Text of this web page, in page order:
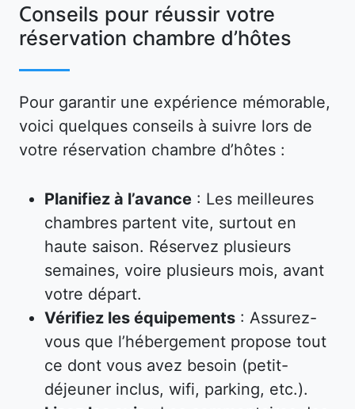
Conseils pour réussir votre
réservation chambre d’hôtes
Pour garantir une expérience mémorable,
voici quelques conseils à suivre lors de
votre réservation chambre d’hôtes :
Planifiez à l’avance : Les meilleures
chambres partent vite, surtout en
haute saison. Réservez plusieurs
semaines, voire plusieurs mois, avant
votre départ.
Vérifiez les équipements : Assurez-
vous que l’hébergement propose tout
ce dont vous avez besoin (petit-
déjeuner inclus, wifi, parking, etc.).